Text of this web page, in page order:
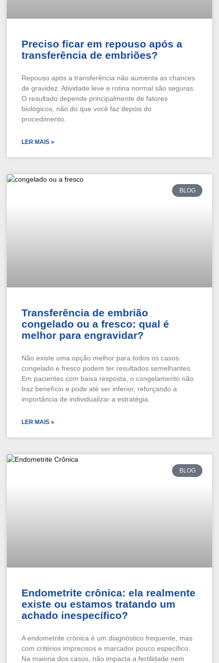
Preciso ficar em repouso após a
transferência de embriões?
Repouso após a transferência não aumenta as chances
de gravidez. Atividade leve e rotina normal são seguras.
O resultado depende principalmente de fatores
biológicos, não do que você faz depois do
procedimento.
LER MAIS »
BLOG
Transferência de embrião
congelado ou a fresco: qual é
melhor para engravidar?
Não existe uma opção melhor para todos os casos:
congelado e fresco podem ter resultados semelhantes.
Em pacientes com baixa resposta, o congelamento não
traz benefício e pode até ser inferior, reforçando a
importância de individualizar a estratégia.
LER MAIS »
BLOG
Endometrite crônica: ela realmente
existe ou estamos tratando um
achado inespecífico?
A endometrite crônica é um diagnóstico frequente, mas
com critérios imprecisos e marcador pouco específico.
Na maioria dos casos, não impacta a fertilidade nem